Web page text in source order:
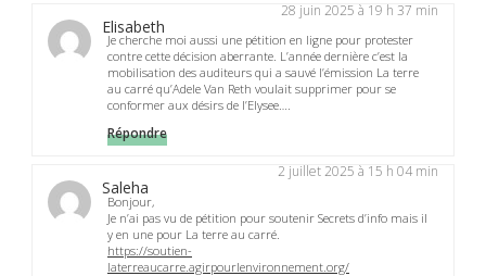
Elisabeth
28 juin 2025 à 19 h 37 min
Je cherche moi aussi une pétition en ligne pour protester
contre cette décision aberrante. L’année dernière c’est la
mobilisation des auditeurs qui a sauvé l’émission La terre
au carré qu’Adele Van Reth voulait supprimer pour se
conformer aux désirs de l’Elysee….
Répondre
Saleha
2 juillet 2025 à 15 h 04 min
Bonjour,
Je n’ai pas vu de pétition pour soutenir Secrets d’info mais il
y en une pour La terre au carré.
https://soutien-
laterreaucarre.agirpourlenvironnement.org/